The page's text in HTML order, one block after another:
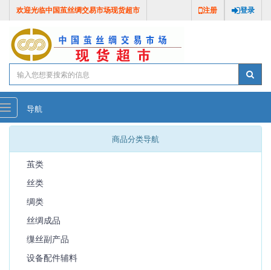
欢迎光临中国茧丝绸交易市场现货超市 注册 登录
导航
商品分类导航
茧类
丝类
绸类
丝绸成品
缫丝副产品
设备配件辅料